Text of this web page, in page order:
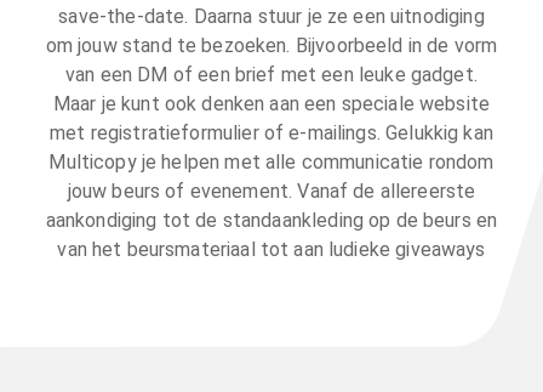
save-the-date. Daarna stuur je ze een uitnodiging
om jouw stand te bezoeken. Bijvoorbeeld in de vorm
van een DM of een brief met een leuke gadget.
Maar je kunt ook denken aan een speciale website
met registratieformulier of e-mailings. Gelukkig kan
Multicopy je helpen met alle communicatie rondom
jouw beurs of evenement. Vanaf de allereerste
aankondiging tot de standaankleding op de beurs en
van het beursmateriaal tot aan ludieke giveaways